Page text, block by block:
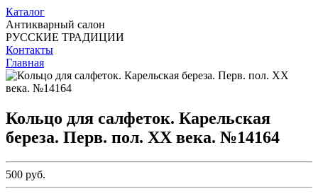
Каталог
Антикварный салон
РУССКИЕ ТРАДИЦИИ
Контакты
Главная
Кольцо для салфеток. Карельская
береза. Перв. пол. ХХ века. №14164
500 руб.